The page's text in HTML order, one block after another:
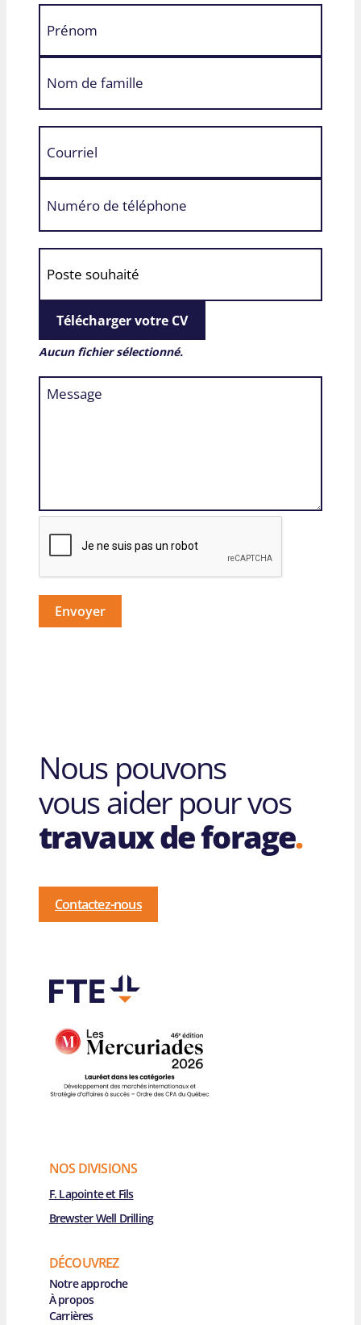
Télécharger votre CV
Aucun fichier sélectionné.
Envoyer
Nous pouvons
vous aider pour vos
travaux de forage.
Contactez-nous
NOS DIVISIONS
F. Lapointe et Fils
Brewster Well Drilling
DÉCOUVREZ
Main Navigation
Notre approche
À propos
Carrières